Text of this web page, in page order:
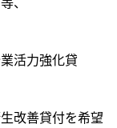
活力強化貸
改善貸付を希望